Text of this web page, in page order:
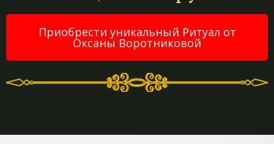
Приобрести уникальный Ритуал от
Оксаны Воротниковой